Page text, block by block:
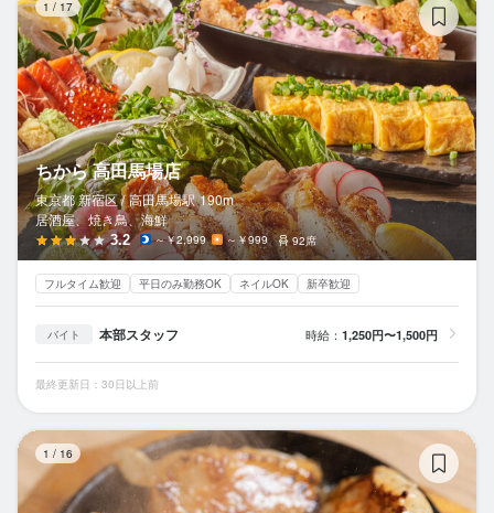
1 / 17
ちから 高田馬場店
東京都 新宿区 / 高田馬場駅 190m
居酒屋、焼き鳥、海鮮
3.2 ～￥2,999 ～￥999 92席
フルタイム歓迎 平日のみ勤務OK ネイルOK 新卒歓迎
バイト 本部スタッフ 時給： 1,250円〜1,500円
最終更新日：30日以上前
1 / 16